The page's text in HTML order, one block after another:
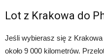
Lot z Krakowa do
Jeśli wybierasz się z
około 9 000 kilometrów.